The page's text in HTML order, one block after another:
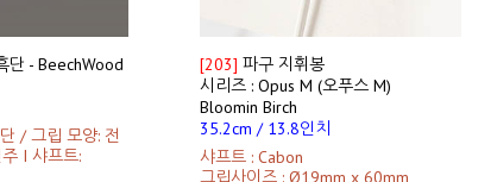
단 - BeechWood
/ 그립 모양: 전
I 샤프트:
[203] 파구 지휘봉
시리즈 : Opus M (오푸스 M)
Bloomin Birch
35.2cm / 13.8인치
샤프트 : Cabon
그립사이즈 : Ø19mm x 60mm